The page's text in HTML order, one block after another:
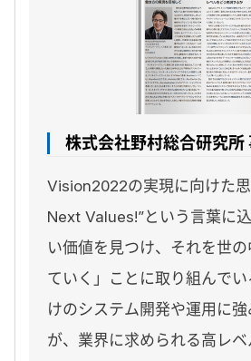
株式会社野村総合研究所
Vision2022の実現に向けた
Next Values!”という言葉に
い価値を見つけ、それを世
ていく」ことに取り組んで
けのシステム開発や運用に
が、業界に求められる高レ